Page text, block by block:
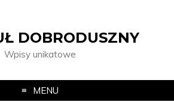
DOBRODUSZNY
Wpisy unikatowe
MENU